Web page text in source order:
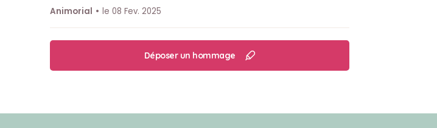
Animorial
le 08 Fev. 2025
Déposer un hommage